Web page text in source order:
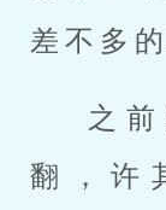
差不多
之
翻，许